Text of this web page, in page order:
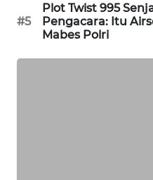
#5
Plot Twist 995
Pengacara: Itu
Mabes Polri
PLN
WATCH
MKLI